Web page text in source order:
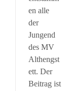
en alle
der
Jungend
des MV
Althengst
ett. Der
Beitrag ist